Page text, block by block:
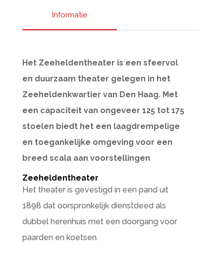
Informatie
Het Zeeheldentheater is een sfeervol
en duurzaam theater gelegen in het
Zeeheldenkwartier van Den Haag. Met
een capaciteit van ongeveer 125 tot 175
stoelen biedt het een laagdrempelige
en toegankelijke omgeving voor een
breed scala aan voorstellingen
Zeeheldentheater
Het theater is gevestigd in een pand uit
1898 dat oorspronkelijk dienstdeed als
dubbel herenhuis met een doorgang voor
paarden en koetsen.